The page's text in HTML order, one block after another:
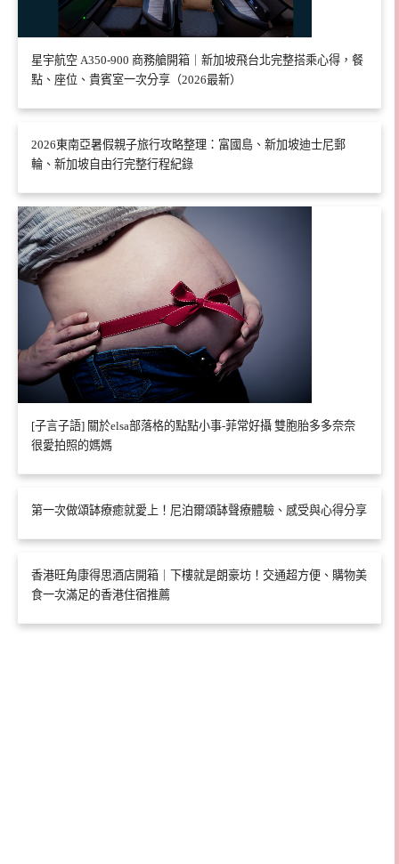
星宇航空 A350-900 商務艙開箱｜新加坡飛台北完整搭乘心得，餐
點、座位、貴賓室一次分享（2026最新）
2026東南亞暑假親子旅行攻略整理：富國島、新加坡迪士尼郵
輪、新加坡自由行完整行程紀錄
[子言子語] 關於elsa部落格的點點小事-菲常好攝 雙胞胎多多奈奈
很愛拍照的媽媽
第一次做頌缽療癒就愛上！尼泊爾頌缽聲療體驗、感受與心得分享
香港旺角康得思酒店開箱｜下樓就是朗豪坊！交通超方便、購物美
食一次滿足的香港住宿推薦